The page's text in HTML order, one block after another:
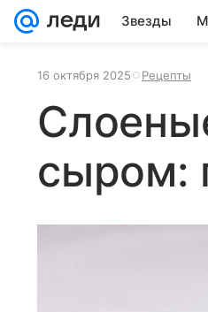
Звезды
16 октября 2025 Рецепты
сыром: